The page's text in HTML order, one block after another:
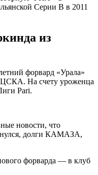
Серии B в 2011
из
форвард «Урала»
На счету уроженца
Pari.
форварда — в клуб